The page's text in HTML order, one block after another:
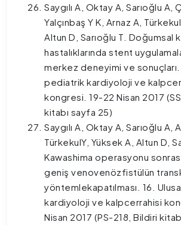
Saygılı A, Oktay A, Sarıoğlu A,
Yalçınbaş Y K, Arnaz A,
Altun D, Sarıoğlu T. Doğumsal
hastalıklarında stent
merkez deneyimi ve sonuçları.
pediatrik kardiyoloji ve
kongresi. 19-22 Nisan 2017
kitabı sayfa 25)
Saygılı A, Oktay A, Sarıoğlu A,
TürkekulY, Yüksek A, Altun D,
Kawashima operasyonu
geniş venovenözfistülün
yöntemlekapatılması. 16.
kardiyoloji ve kalpcerrahisi
Nisan 2017 (PS-218, Bildiri